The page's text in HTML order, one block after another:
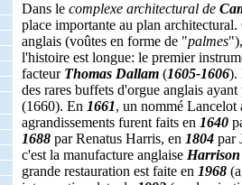
Dans le complexe architectural de
place importante au plan
anglais (voûtes en forme de "palmes
l'histoire est longue: le premier
facteur Thomas Dallam (1605-1606).
des rares buffets d'orgue anglais
(1660). En 1661, un nommé Lancelot
agrandissements furent faits en 1640
1688 par Renatus Harris, en 1804 par
c'est la manufacture anglaise
grande restauration est faite en 1968